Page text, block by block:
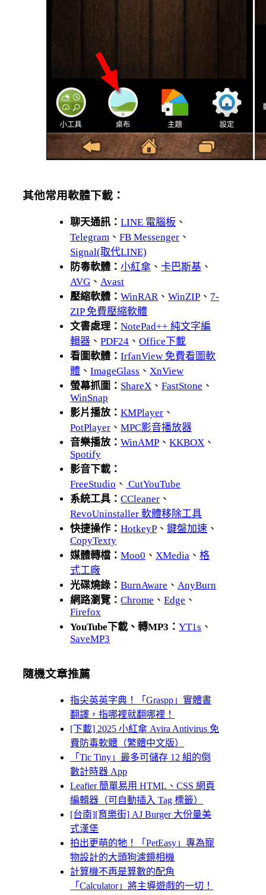
其他常用軟體下載：
聊天通訊：LINE 電腦板 、
Telegram 、FB Messenger 、
Signal(取代LINE)
防毒軟體：小紅傘 、卡巴斯基 、
AVG 、 Avast
壓縮軟體：WinRAR 、WinZIP 、 7-
ZIP 免費壓縮軟體
文書處理：NotePad++ 純文字編
輯器 、PDF24 、Office下載
看圖軟體：IrfanView 免費看圖軟
體 、ImageGlass 、 XnView
螢幕抓圖： ShareX 、FastStone 、
WinSnap
影片播放：KMPlayer 、
PotPlayer 、MPC影音播放器
音樂播放：WinAMP 、KKBOX 、
Spotify
影音下載：
FreeStudio 、 CutYouTube
系統工具：CCleaner 、
RevoUninstaller 軟體移除工具
快捷操作：HotkeyP 、鍵盤加速 、
CopyTexty
媒體轉檔：Moo0 、 XMedia 、格
式工廠
光碟燒錄：BurnAware 、 AnyBurn
網路瀏覽：Chrome 、Edge 、
Firefox
YouTube下載、轉MP3：YT1s 、
SaveMP3
隨機文章推薦
指尖英英字典！「Graspp」實體書
翻譯，指哪裡就翻哪裡！
[下載] 2025 小紅傘 Avira Antivirus 免
費防毒軟體（繁體中文版）
「Tic Tiny」最多可儲存 12 組的倒
數計時器 App
Leafier 簡單易用 HTML、CSS 網頁
編輯器（可自動插入 Tag 標籤）
[台南][育樂街] AJ Burger 大份量美
式漢堡
拍出更萌的牠！「PetEasy」專為寵
物設計的大頭狗濾鏡相機
計算機不再是算數的配角
「Calculator」將主導遊戲的一切！